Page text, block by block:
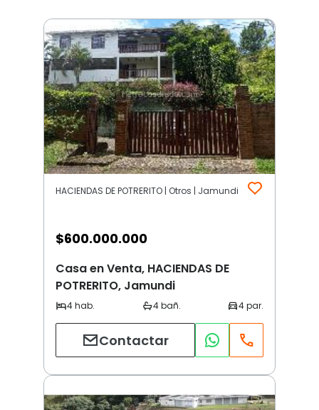
HACIENDAS DE POTRERITO | Otros | Jamundi
$600.000.000
Casa en Venta, HACIENDAS DE
POTRERITO, Jamundi
Contactar